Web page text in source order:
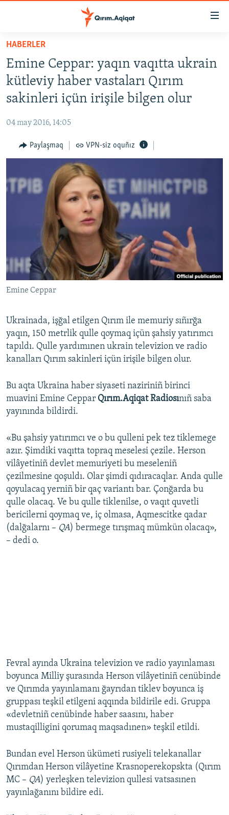
Esas
qaytmaq
Baş
navigatsiyağa
qaytmaq
Qıdıruvğa
qaytmaq
SİYASET
İQTİSADİYAT
MEDENİYET
İNSAN AQLARI
SÜRET
Русский
Українською
QOŞULIÑIZ!
RFE/RS bütün saytları
HABERLER
Emine Ceppar: yaqın vaqıtta ukrain
kütleviy haber vastaları Qırım
sakinleri içün irişile bilgen olur
04 may 2016, 14:05
Paylaşmaq VPN-siz oquñız
Emine Ceppar
Ukrainada, işğal etilgen Qırım ile memuriy sıñırğa
yaqın, 150 metrlik qulle qoymaq içün şahsiy yatırımcı
tapıldı. Qulle yardımınen ukrain televizion ve radio
kanalları Qırım sakinleri içün irişile bilgen olur.
Bu aqta Ukraina haber siyaseti naziriniñ birinci
muavini Emine Ceppar Qırım.Aqiqat Radiosınıñ saba
yayınında bildirdi.
«Bu şahsiy yatırımcı ve o bu qulleni pek tez tiklemege
azır. Şimdiki vaqıtta topraq meselesi çezile. Herson
vilâyetiniñ devlet memuriyeti bu meseleniñ
çezilmesine qoşuldı. Olar şimdi qıdıracaqlar. Anda qulle
qoyulacaq yerniñ bir qaç variantı bar. Çonğarda bu
qulle olacaq. Ve bu qulle tiklenilse, o vaqıt quvetli
bericilerni qoymaq ve, iç olmasa, Aqmescitke qadar
(dalğalarnı – QA) bermege tırışmaq mümkün olacaq»,
– dedi o.
Fevral ayında Ukraina televizion ve radio yayınlaması
boyunca Milliy şurasında Herson vilâyetiniñ cenübinde
ve Qırımda yayınlamanı ğayrıdan tiklev boyunca iş
gruppası teşkil etilgeni aqqında bildirile edi. Gruppa
«devletniñ cenübinde haber saasını, haber
mustaqilligini qorumaq maqsadınen» teşkil etildi.
Bundan evel Herson ükümeti rusiyeli telekanallar
Qırımdan Herson vilâyetine Krasnoperekopskta (Qırım
MC – QA) yerleşken televizion qullesi vatsasınen
yayınlağanını bildire edi.